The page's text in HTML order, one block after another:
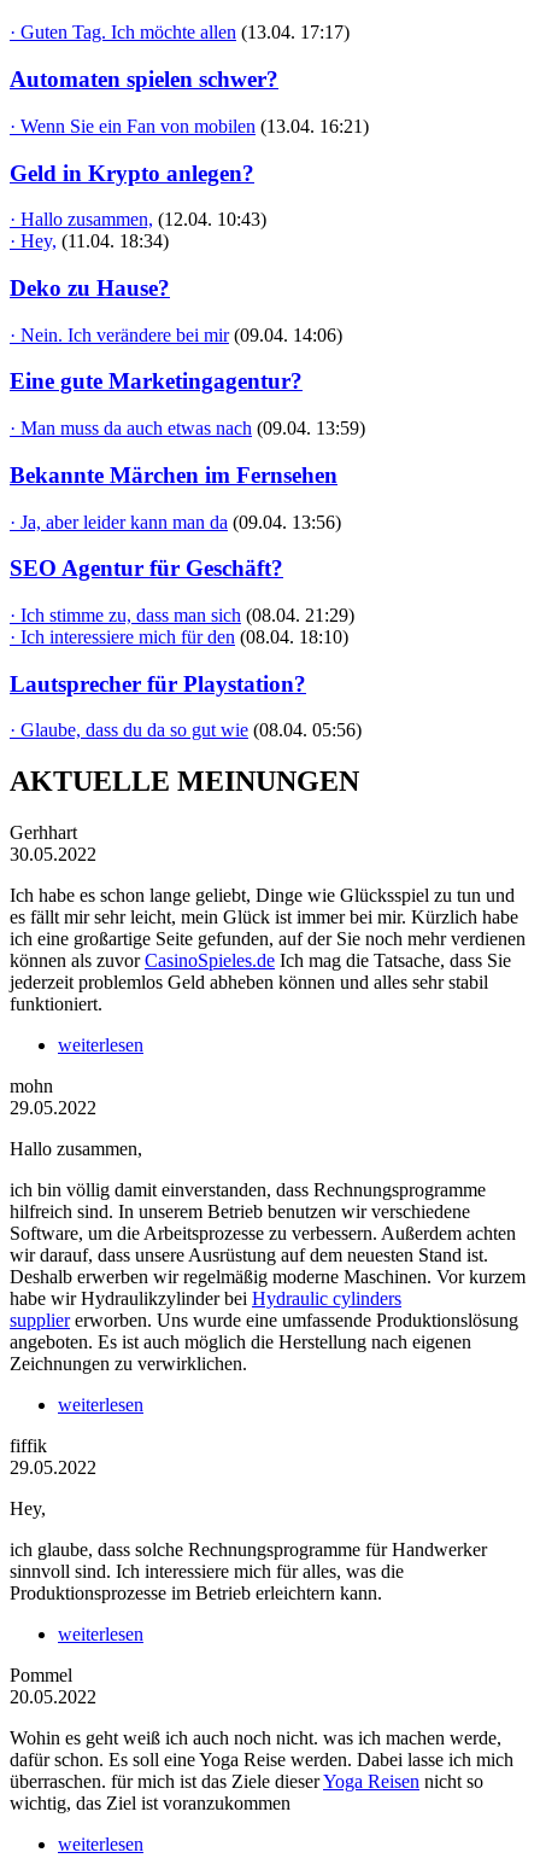
· Guten Tag. Ich möchte allen (13.04. 17:17)
Automaten spielen schwer?
· Wenn Sie ein Fan von mobilen (13.04. 16:21)
Geld in Krypto anlegen?
· Hallo zusammen, (12.04. 10:43)
· Hey, (11.04. 18:34)
Deko zu Hause?
· Nein. Ich verändere bei mir (09.04. 14:06)
Eine gute Marketingagentur?
· Man muss da auch etwas nach (09.04. 13:59)
Bekannte Märchen im Fernsehen
· Ja, aber leider kann man da (09.04. 13:56)
SEO Agentur für Geschäft?
· Ich stimme zu, dass man sich (08.04. 21:29)
· Ich interessiere mich für den (08.04. 18:10)
Lautsprecher für Playstation?
· Glaube, dass du da so gut wie (08.04. 05:56)
AKTUELLE MEINUNGEN
Gerhhart
30.05.2022
Ich habe es schon lange geliebt, Dinge wie Glücksspiel zu tun und
es fällt mir sehr leicht, mein Glück ist immer bei mir. Kürzlich habe
ich eine großartige Seite gefunden, auf der Sie noch mehr verdienen
können als zuvorCasinoSpieles.de Ich mag die Tatsache, dass Sie
jederzeit problemlos Geld abheben können und alles sehr stabil
funktioniert.
weiterlesen
mohn
29.05.2022
Hallo zusammen,
ich bin völlig damit einverstanden, dass Rechnungsprogramme
hilfreich sind. In unserem Betrieb benutzen wir verschiedene
Software, um die Arbeitsprozesse zu verbessern. Außerdem achten
wir darauf, dass unsere Ausrüstung auf dem neuesten Stand ist.
Deshalb erwerben wir regelmäßig moderne Maschinen. Vor kurzem
habe wir Hydraulikzylinder bei Hydraulic cylinders
suppliererworben. Uns wurde eine umfassende Produktionslösung
angeboten. Es ist auch möglich die Herstellung nach eigenen
Zeichnungen zu verwirklichen.
weiterlesen
fiffik
29.05.2022
Hey,
ich glaube, dass solche Rechnungsprogramme für Handwerker
sinnvoll sind. Ich interessiere mich für alles, was die
Produktionsprozesse im Betrieb erleichtern kann.
weiterlesen
Pommel
20.05.2022
Wohin es geht weiß ich auch noch nicht. was ich machen werde,
dafür schon. Es soll eine Yoga Reise werden. Dabei lasse ich mich
überraschen. für mich ist das Ziele dieserYoga Reisen nicht so
wichtig, das Ziel ist voranzukommen
weiterlesen